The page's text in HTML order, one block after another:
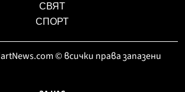
СВЯТ
СПОРТ
© всички права запазени